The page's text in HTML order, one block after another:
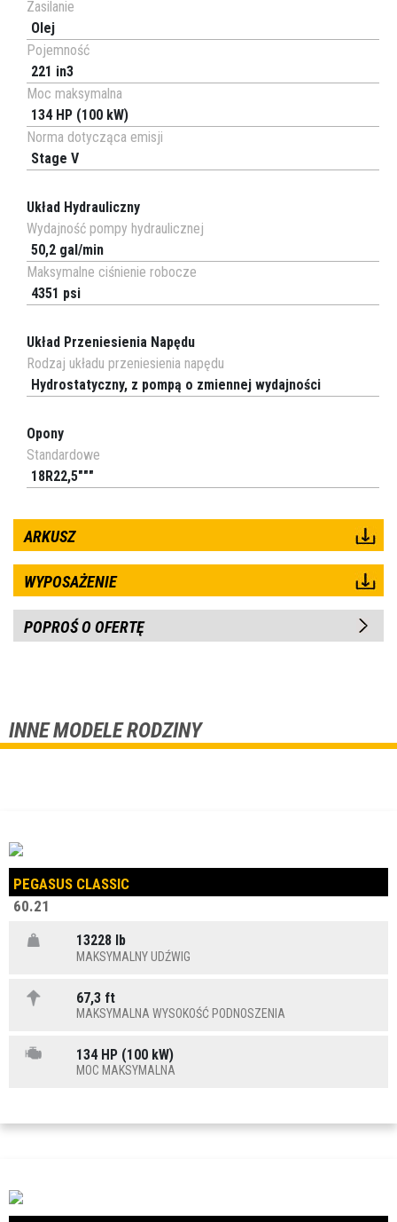
Zasilanie
Olej
Pojemność
221 in3
Moc maksymalna
134 HP (100 kW)
Norma dotycząca emisji
Stage V
Układ Hydrauliczny
Wydajność pompy hydraulicznej
50,2 gal/min
Maksymalne ciśnienie robocze
4351 psi
Układ Przeniesienia Napędu
Rodzaj układu przeniesienia napędu
Hydrostatyczny, z pompą o zmiennej wydajności
Opony
Standardowe
18R22,5"""
ARKUSZ
WYPOSAŻENIE
POPROŚ O OFERTĘ
INNE MODELE RODZINY
PEGASUS CLASSIC
60.21
13228 lb
MAKSYMALNY UDŹWIG
67,3 ft
MAKSYMALNA WYSOKOŚĆ PODNOSZENIA
134 HP (100 kW)
MOC MAKSYMALNA